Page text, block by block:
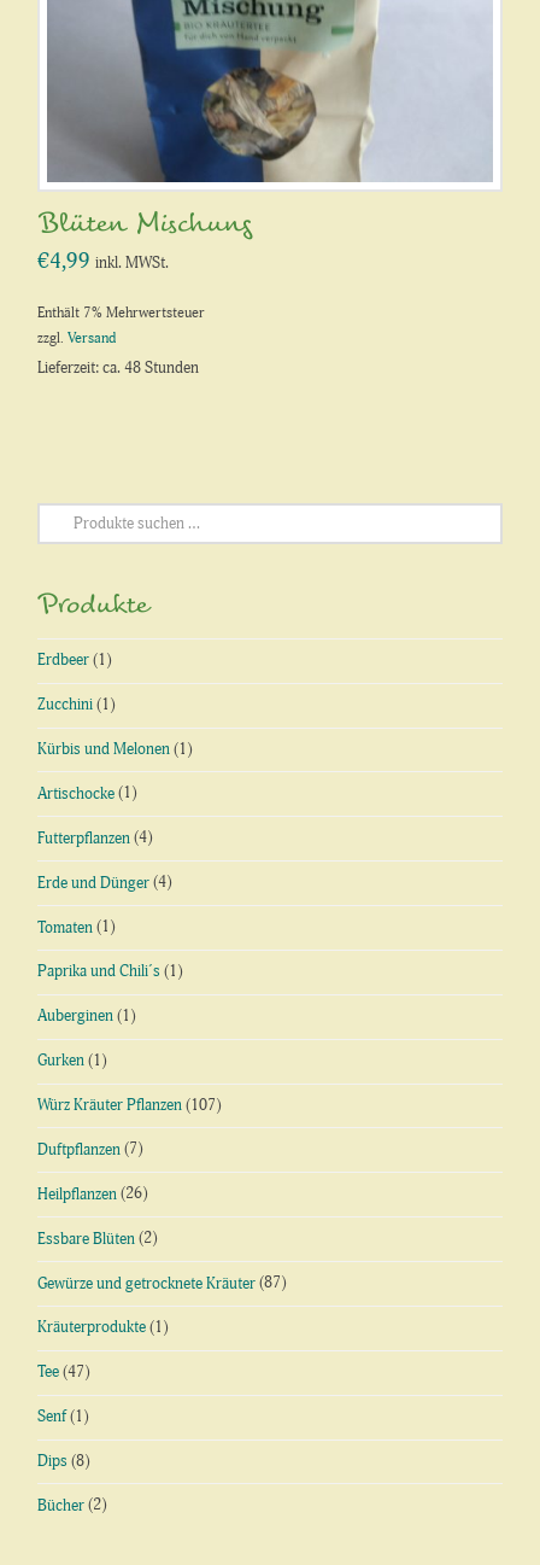
Blüten Mischung
€4,99 inkl. MWSt.
Enthält 7% Mehrwertsteuer
zzgl.Versand
Lieferzeit: ca. 48 Stunden
Suchen
nach:
Produkte
Erdbeer (1)
Zucchini (1)
Kürbis und Melonen (1)
Artischocke (1)
Futterpflanzen (4)
Erde und Dünger (4)
Tomaten (1)
Paprika und Chili´s (1)
Auberginen (1)
Gurken (1)
Würz Kräuter Pflanzen (107)
Duftpflanzen (7)
Heilpflanzen (26)
Essbare Blüten (2)
Gewürze und getrocknete Kräuter (87)
Kräuterprodukte (1)
Tee (47)
Senf(1)
Dips (8)
Bücher (2)